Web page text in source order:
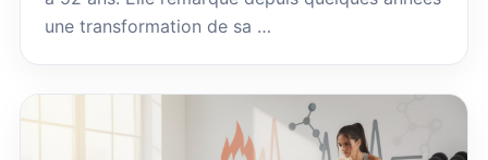
une transformation de sa …